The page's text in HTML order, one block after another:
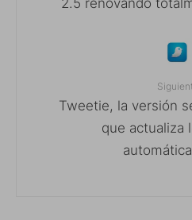
2.5 renovando
Tweetie, la versión
que actualiza